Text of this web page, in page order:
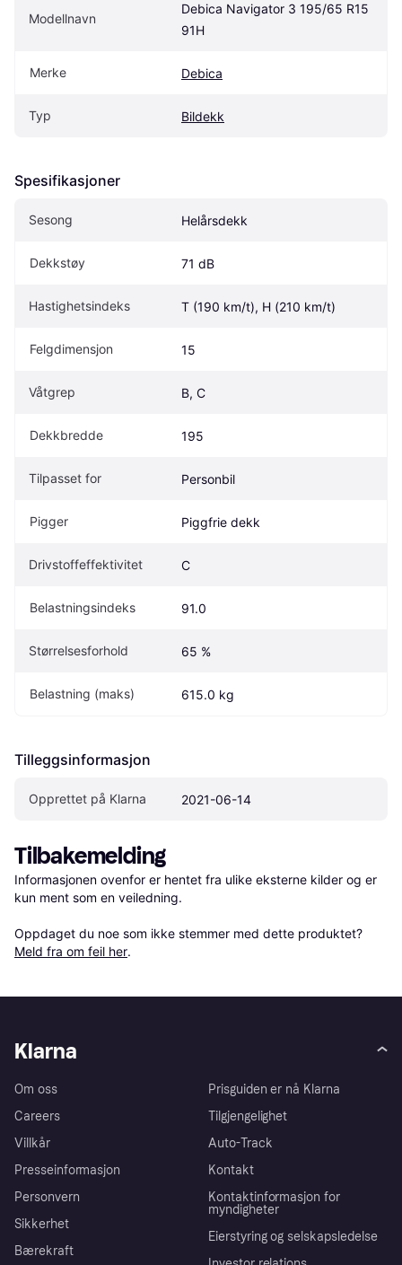
Modellnavn
Debica Navigator 3 195/65 R15
91H
Merke Debica
Typ Bildekk
Spesifikasjoner
Sesong Helårsdekk
Dekkstøy 71 dB
Hastighetsindeks T (190 km/t), H (210 km/t)
Felgdimensjon 15
Våtgrep B, C
Dekkbredde 195
Tilpasset for Personbil
Pigger Piggfrie dekk
Drivstoffeffektivitet C
Belastningsindeks 91.0
Størrelsesforhold 65 %
Belastning (maks) 615.0 kg
Tilleggsinformasjon
Opprettet på Klarna 2021-06-14
Tilbakemelding
Informasjonen ovenfor er hentet fra ulike eksterne kilder og er
kun ment som en veiledning.
Oppdaget du noe som ikke stemmer med dette produktet?
Meld fra om feil her.
Klarna
Om oss
Careers
Villkår
Presseinformasjon
Personvern
Sikkerhet
Bærekraft
Prisguiden er nå Klarna
Tilgjengelighet
Auto-Track
Kontakt
Kontaktinformasjon for
myndigheter
Eierstyring og selskapsledelse